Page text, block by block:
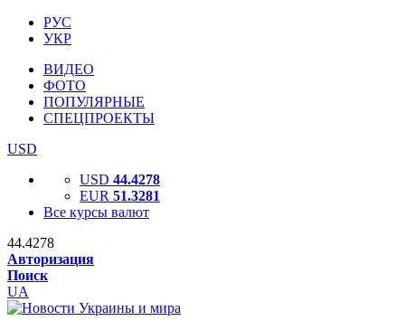
РУС
УКР
ВИДЕО
ФОТО
ПОПУЛЯРНЫЕ
СПЕЦПРОЕКТЫ
USD
USD 44.4278
EUR 51.3281
Все курсы валют
44.4278
Авторизация
Поиск
UA